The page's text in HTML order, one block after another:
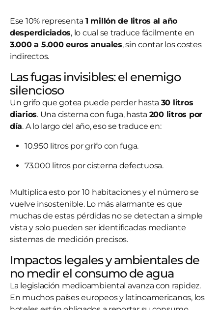
Ese 10% representa 1 millón de litros al año
desperdiciados, lo cual se traduce fácilmente en
3.000 a 5.000 euros anuales, sin contar los costes
indirectos.
Las fugas invisibles: el enemigo
silencioso
Un grifo que gotea puede perder hasta 30 litros
diarios. Una cisterna con fuga, hasta 200 litros por
día. A lo largo del año, eso se traduce en:
10.950 litros por grifo con fuga.
73.000 litros por cisterna defectuosa.
Multiplica esto por 10 habitaciones y el número se
vuelve insostenible. Lo más alarmante es que
muchas de estas pérdidas no se detectan a simple
vista y solo pueden ser identificadas mediante
sistemas de medición precisos.
Impactos legales y ambientales de
no medir el consumo de agua
La legislación medioambiental avanza con rapidez.
En muchos países europeos y latinoamericanos, los